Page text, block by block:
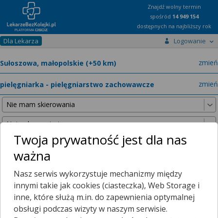
Znajdź wolny termin
spośród 14 949 154
dostępnych na najbliższy rok
Dla Lekarza Logowanie
zmień
zmień
Nie znaleźliśmy żadnych lekarzy w promieniu25 km , dlatego
zwiększyliśmy promień wyszukiwania do
50 km
Twoja prywatność jest dla nas
ważna
Nasz serwis wykorzystuje mechanizmy między
innymi takie jak cookies (ciasteczka), Web Storage i
inne, które służą m.in. do zapewnienia optymalnej
obsługi podczas wizyty w naszym serwisie.